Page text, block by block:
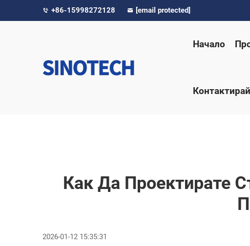
+86-15998272128 [email protected]
Начало
Как Да Проектирате
2026-01-12 15:35:31